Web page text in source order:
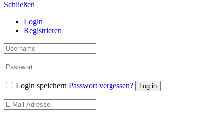
Schließen
Login
Registrieren
Login speichern Passwort vergessen? Log in